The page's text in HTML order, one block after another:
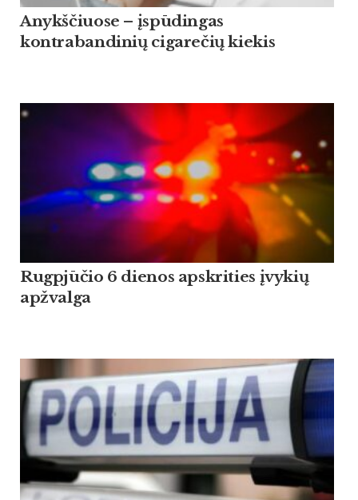
Anykščiuose – įspūdingas
kontrabandinių cigarečių kiekis
Rugpjūčio 6 dienos apskrities įvykių
apžvalga